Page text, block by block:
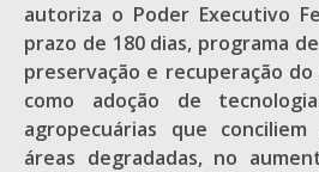
autoriza o Poder Executivo
prazo de 180 dias, programa
preservação e recuperação
como adoção de
agropecuárias que
áreas degradadas, no